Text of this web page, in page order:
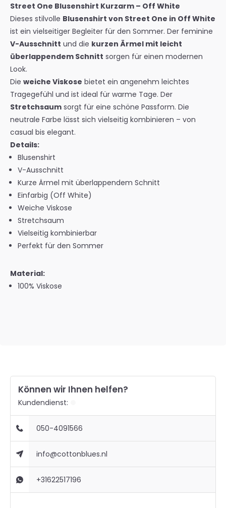
Street One Blusenshirt Kurzarm – Off White
Dieses stilvolle Blusenshirt von Street One in Off White
ist ein vielseitiger Begleiter für den Sommer. Der feminine
V-Ausschnitt und die kurzen Ärmel mit leicht
überlappendem Schnitt sorgen für einen modernen
Look.
Die weiche Viskose bietet ein angenehm leichtes
Tragegefühl und ist ideal für warme Tage. Der
Stretchsaum sorgt für eine schöne Passform. Die
neutrale Farbe lässt sich vielseitig kombinieren – von
casual bis elegant.
Details:
Blusenshirt
V-Ausschnitt
Kurze Ärmel mit überlappendem Schnitt
Einfarbig (Off White)
Weiche Viskose
Stretchsaum
Vielseitig kombinierbar
Perfekt für den Sommer
Material:
100% Viskose
Können wir Ihnen helfen?
Kundendienst:
050-4091566
info@cottonblues.nl
+31622517196